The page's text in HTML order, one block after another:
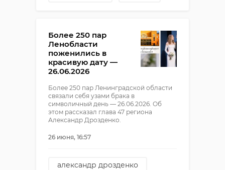
Более 250 пар
Ленобласти
поженились в
красивую дату —
26.06.2026
Более 250 пар Ленинградской области
связали себя узами брака в
символичный день — 26.06.2026. Об
этом рассказал глава 47 региона
Александр Дрозденко.
26 июня, 16:57
александр дрозденко